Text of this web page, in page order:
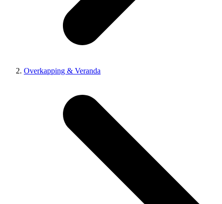
Overkapping & Veranda